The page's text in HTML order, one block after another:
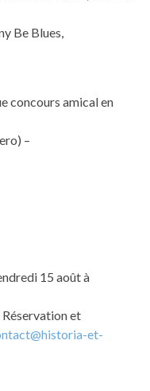
Be Blues,
concours amical en
–
15 août à
et
et-